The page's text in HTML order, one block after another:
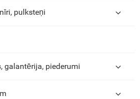
pulksteņi
galantērija, piederumi